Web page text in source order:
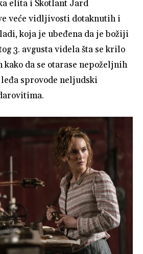
elita i Skotlant Jard
veće vidljivosti dotaknutih i
koja je ubeđena da je božiji
3. avgusta videla šta se krilo
da se otarase nepoželjnih
sprovode neljudski